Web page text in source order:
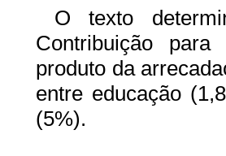
O texto
Contribuição
produto da
entre educação
(5%).